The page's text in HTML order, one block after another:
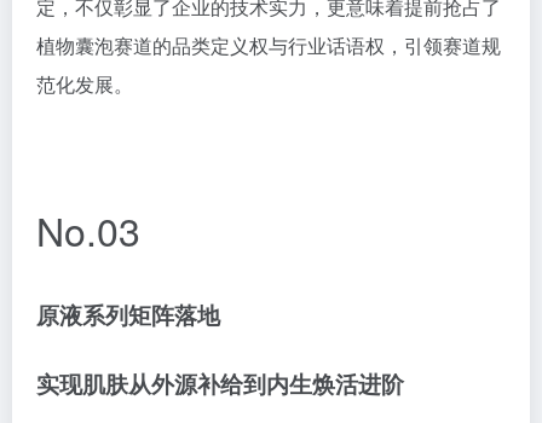
定，不仅彰显了企业的技术实力，更意味着提前抢占了
植物囊泡赛道的品类定义权与行业话语权，引领赛道规
范化发展。
No.03
原液系列矩阵落地
实现肌肤从外源补给到内生焕活进阶